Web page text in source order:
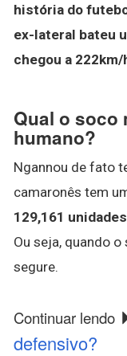
história do
ex-lateral bateu
chegou a 222km/
Qual o soco
humano?
Ngannou de fato
camaronês tem
129,161 unidades
Ou seja, quando
segure.
Continuar lendo
defensivo?